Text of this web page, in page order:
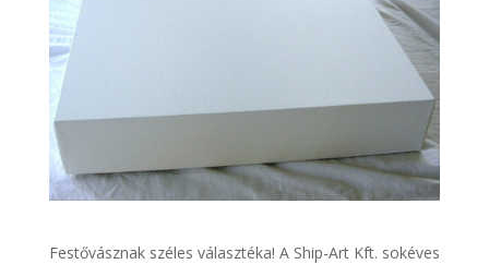
Festővásznak széles választéka! A Ship-Art Kft. sokéves